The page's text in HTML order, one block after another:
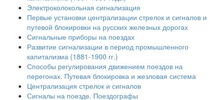
Электроколокольная сигнализация
Первые установки централизации стрелок и сигналов и
путевой блокировки на русских железных дорогах
Сигнальные приборы на поездах
Развитие сигнализации в период промышленного
капитализма (1881-1900 гг.)
Способы регулирования движением поездов на
перегонах. Путевая блокировка и жезловая система
Централизация стрелок и сигналов
Сигналы на поезде. Поездографы